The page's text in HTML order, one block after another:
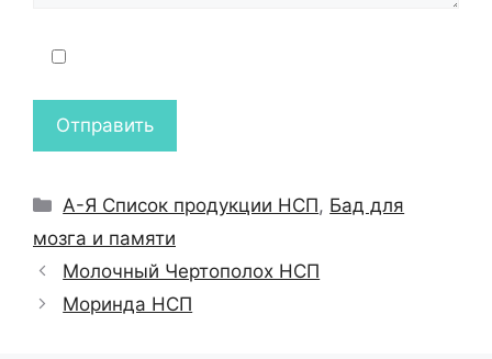
Рубрики
А-Я Список продукции НСП, Бад для
мозга и памяти
Молочный Чертополох НСП
Моринда НСП